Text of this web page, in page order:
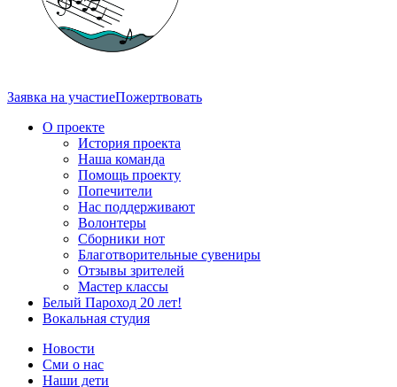
Заявка на участиеПожертвовать
О проекте
История проекта
Наша команда
Помощь проекту
Попечители
Нас поддерживают
Волонтеры
Сборники нот
Благотворительные сувениры
Отзывы зрителей
Мастер классы
Белый Пароход 20 лет!
Вокальная студия
Новости
Сми о нас
Наши дети